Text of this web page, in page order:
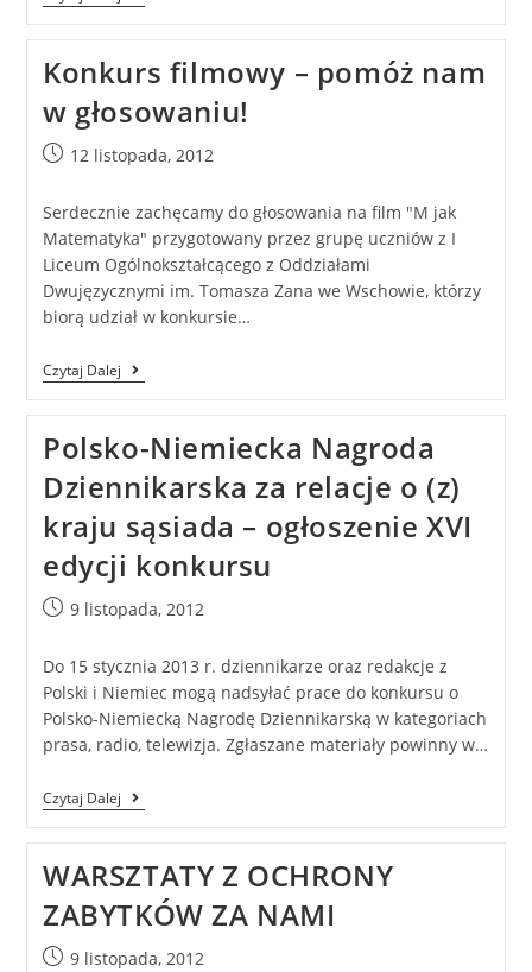
Konkurs filmowy – pomóż nam
w głosowaniu!
12 listopada, 2012
Serdecznie zachęcamy do głosowania na film "M jak
Matematyka" przygotowany przez grupę uczniów z I
Liceum Ogólnokształcącego z Oddziałami
Dwujęzycznymi im. Tomasza Zana we Wschowie, którzy
biorą udział w konkursie…
Czytaj Dalej
Polsko-Niemiecka Nagroda
Dziennikarska za relacje o (z)
kraju sąsiada – ogłoszenie XVI
edycji konkursu
9 listopada, 2012
Do 15 stycznia 2013 r. dziennikarze oraz redakcje z
Polski i Niemiec mogą nadsyłać prace do konkursu o
Polsko-Niemiecką Nagrodę Dziennikarską w kategoriach
prasa, radio, telewizja. Zgłaszane materiały powinny w…
Czytaj Dalej
WARSZTATY Z OCHRONY
ZABYTKÓW ZA NAMI
9 listopada, 2012